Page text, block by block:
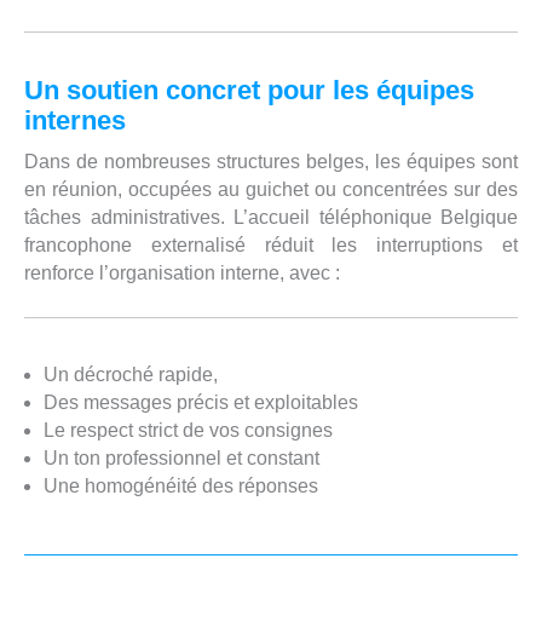
Un soutien concret pour les équipes
internes
Dans de nombreuses structures belges, les équipes sont
en réunion, occupées au guichet ou concentrées sur des
tâches administratives. L’accueil téléphonique Belgique
francophone externalisé réduit les interruptions et
renforce l’organisation interne, avec :
Un décroché rapide,
Des messages précis et exploitables
Le respect strict de vos consignes
Un ton professionnel et constant
Une homogénéité des réponses